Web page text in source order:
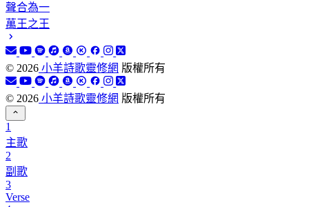
聲合為一
萬王之王
© 2026 小羊詩歌靈修網 版權所有
© 2026 小羊詩歌靈修網 版權所有
1
主歌
2
副歌
3
Verse